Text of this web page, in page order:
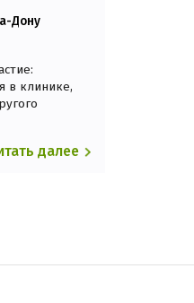
Дону
в клинике,
далее